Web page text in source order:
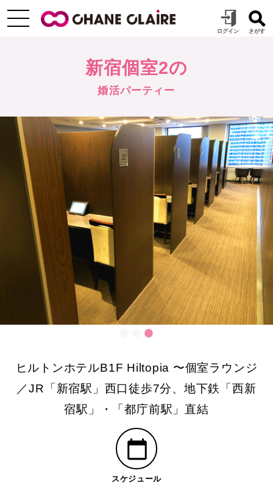
新宿個室2の
婚活パーティー
ヒルトンホテルB1F Hiltopia 〜個室ラウンジ
／JR「新宿駅」西口徒歩7分、地下鉄「西新
宿駅」・「都庁前駅」直結
スケジュール